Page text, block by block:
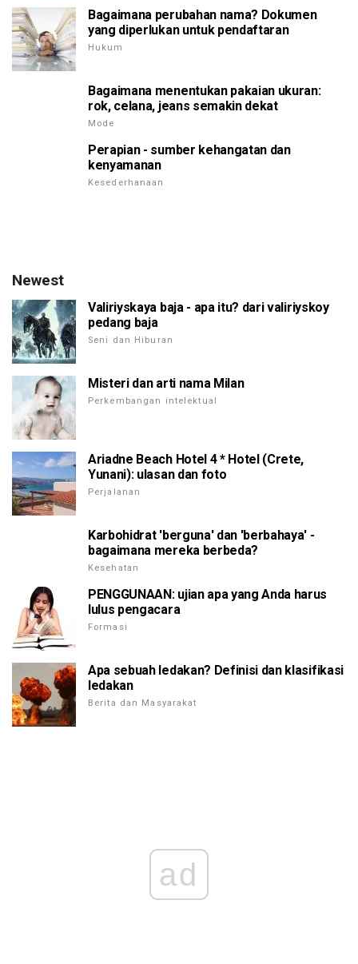
Bagaimana perubahan nama? Dokumen
yang diperlukan untuk pendaftaran
Hukum
Bagaimana menentukan pakaian ukuran:
rok, celana, jeans semakin dekat
Mode
Perapian - sumber kehangatan dan
kenyamanan
Kesederhanaan
Newest
Valiriyskaya baja - apa itu? dari valiriyskoy
pedang baja
Seni dan Hiburan
Misteri dan arti nama Milan
Perkembangan intelektual
Ariadne Beach Hotel 4 * Hotel (Crete,
Yunani): ulasan dan foto
Perjalanan
Karbohidrat 'berguna' dan 'berbahaya' -
bagaimana mereka berbeda?
Kesehatan
PENGGUNAAN: ujian apa yang Anda harus
lulus pengacara
Formasi
Apa sebuah ledakan? Definisi dan klasifikasi
ledakan
Berita dan Masyarakat
ad